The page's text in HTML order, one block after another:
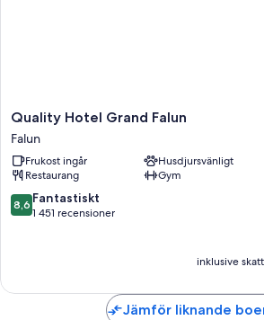
Duschar, gratis toalettartiklar och hårtorkar
Separata sittutrymmen, vattenkokare och
Quality
Hotel
Grand
Falun
Falun
Quality Hotel Grand Falun
Falun
Frukost ingår
Husdjursvänligt
Restaurang
Gym
8.6
av
8,6 Fantastiskt
1 451 recensioner
inklusive
Jämför liknande